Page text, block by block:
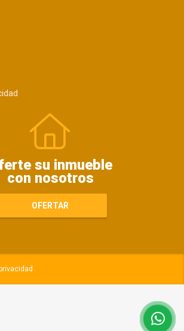
su inmueble
con nosotros
OFERTAR